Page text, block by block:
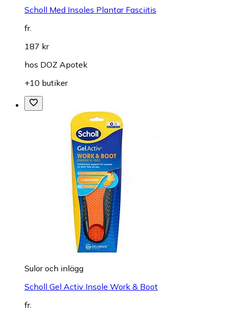
Scholl Med Insoles Plantar Fasciitis
fr.
187 kr
hos DOZ Apotek
+10 butiker
Sulor och inlägg
Scholl Gel Activ Insole Work & Boot
fr.